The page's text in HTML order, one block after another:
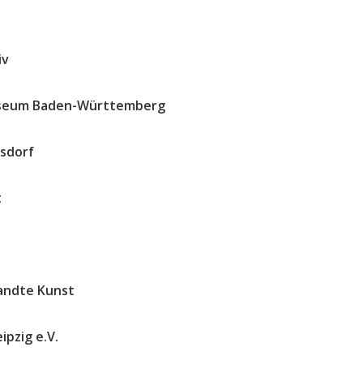
Baden-Württemberg
Kunst
e.V.